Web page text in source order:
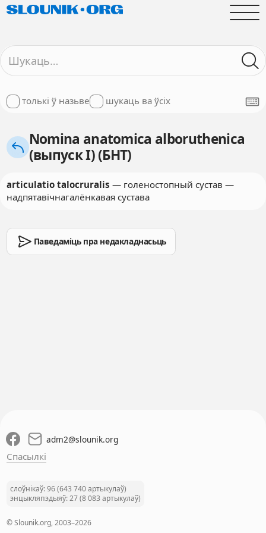
толькі ў назьве шукаць ва ўсіх
Nomina anatomica alboruthenica
(выпуск I) (БНТ)
articulatio talocruralis — голеностопный сустав —
надпятавічнагалёнкавая сустава
Паведаміць пра недакладнасьць
adm2@slounik.org
Спасылкі
слоўнікаў: 96 (643 740 артыкулаў)
энцыкляпэдыяў: 27 (8 083 артыкулаў)
© Slounik.org, 2003–2026